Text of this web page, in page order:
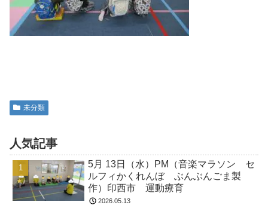
未分類
人気記事
5月 13日（水）PM（音楽マラソン セ
ルフィかくれんぼ ぶんぶんごま製
作）印西市 運動療育
2026.05.13